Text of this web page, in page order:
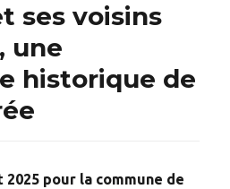
ses voisins
une
historique de
pour la commune de